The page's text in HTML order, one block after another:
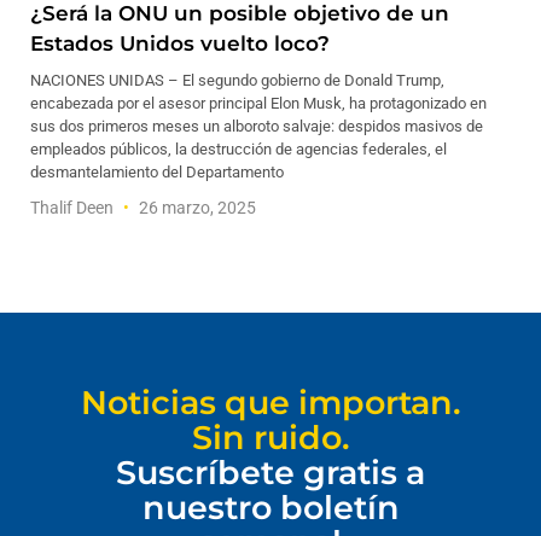
¿Será la ONU un posible objetivo de un
Estados Unidos vuelto loco?
NACIONES UNIDAS – El segundo gobierno de Donald Trump,
encabezada por el asesor principal Elon Musk, ha protagonizado en
sus dos primeros meses un alboroto salvaje: despidos masivos de
empleados públicos, la destrucción de agencias federales, el
desmantelamiento del Departamento
Thalif Deen 26 marzo, 2025
Noticias que importan.
Sin ruido.
Suscríbete gratis a
nuestro boletín